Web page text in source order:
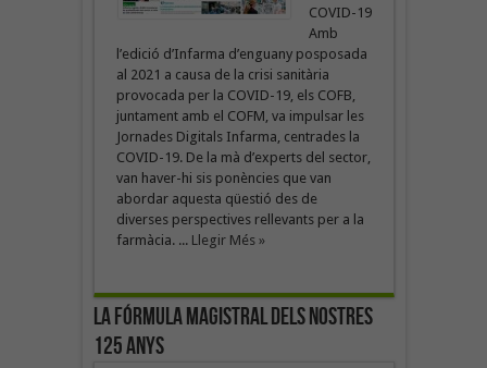
COVID-19
Amb
l’edició d’Infarma d’enguany posposada
al 2021 a causa de la crisi sanitària
provocada per la COVID-19, els COFB,
juntament amb el COFM, va impulsar les
Jornades Digitals Infarma, centrades la
COVID-19. De la mà d’experts del sector,
van haver-hi sis ponències que van
abordar aquesta qüestió des de
diverses perspectives rellevants per a la
farmàcia. ... Llegir Més »
La fórmula magistral dels nostres
125 anys